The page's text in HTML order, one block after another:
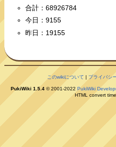
合計：68926784
今日：9155
昨日：19155
このwikiについて | プライバシ
PukiWiki 1.5.4 © 2001-2022 PukiWiki
HTML convert